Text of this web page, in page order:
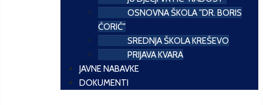
OSNOVNA ŠKOLA "DR. BORIS
ĆORIĆ"
SREDNJA ŠKOLA KREŠEVO
PRIJAVA KVARA
JAVNE NABAVKE
DOKUMENTI